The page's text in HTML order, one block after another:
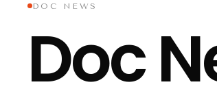
DOC NEWS
Doc